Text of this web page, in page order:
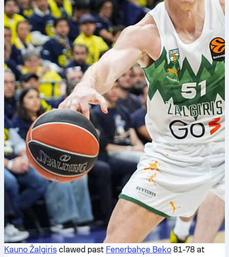
Kauno Žalgiris clawed past Fenerbahçe Beko 81-78 at